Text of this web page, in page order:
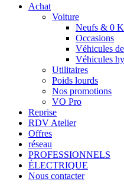
Achat
Voiture
Neufs & 0
Occasions
Véhicules
Véhicules
Utilitaires
Poids lourds
Nos promotions
VO Pro
Reprise
RDV Atelier
Offres
réseau
PROFESSIONNELS
ÉLECTRIQUE
Nous contacter